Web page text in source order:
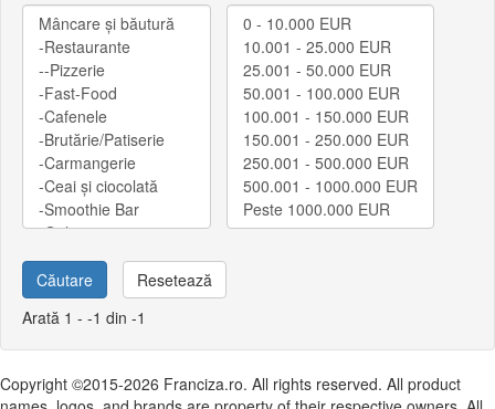
Căutare
Resetează
Arată 1 - -1 din -1
Copyright ©2015-2026 Franciza.ro. All rights reserved. All product